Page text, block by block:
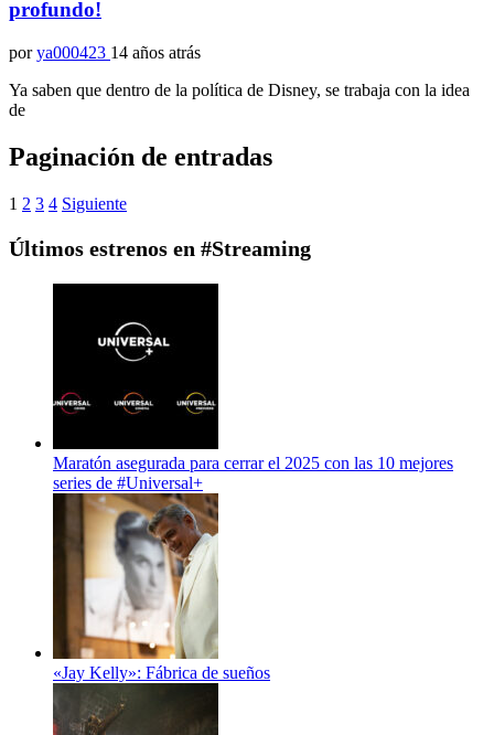
profundo!
por ya000423 14 años atrás
Ya saben que dentro de la política de Disney, se trabaja con la idea
de
Paginación de entradas
1 2 3 4 Siguiente
Últimos estrenos en #Streaming
Maratón asegurada para cerrar el 2025 con las 10 mejores
series de #Universal+
«Jay Kelly»: Fábrica de sueños